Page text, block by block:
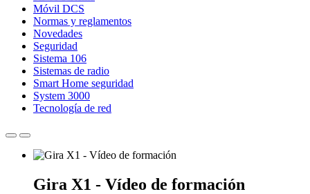
Móvil DCS
Normas y reglamentos
Novedades
Seguridad
Sistema 106
Sistemas de radio
Smart Home seguridad
System 3000
Tecnología de red
Gira X1 - Vídeo de formación